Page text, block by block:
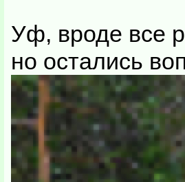
Уф, вроде все
но остались